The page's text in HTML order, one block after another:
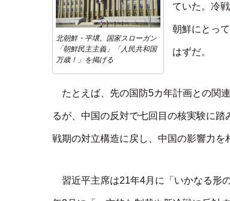
北朝鮮・平壌。国家スローガン
「朝鮮民主主義」「人民共和国
万歳！」を掲げる
ていた。冷
朝鮮にとっ
はずだ。
たとえば、先の国防5カ年計画との関
るが、中国の反対で七回目の核実験に
戦期の対立構造に戻し、中国の影響力を
習近平主席は21年4月に「いかなる形